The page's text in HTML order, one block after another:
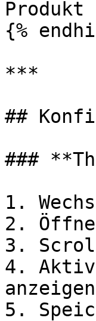
Produkt
{%
***
##
###
1.
2.
3.
4.
5.